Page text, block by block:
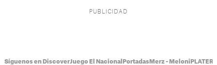
Síguenos en DiscoverJuego El Nacional PortadasMerz - Meloni